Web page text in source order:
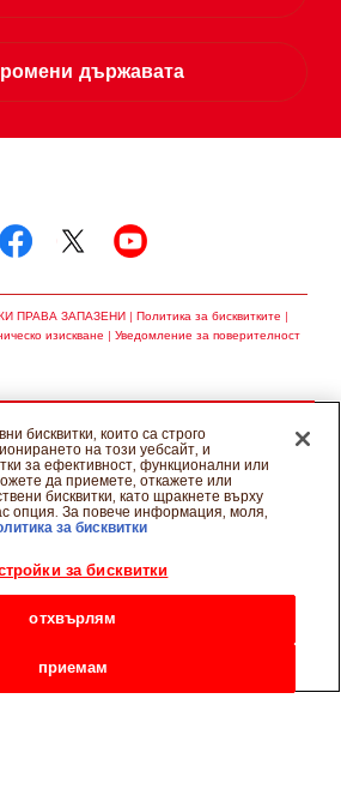
държавата
ПРАВА ЗАПАЗЕНИ
Политика за бисквитките
изискване Уведомление за поверителност
бисквитки, които са строго
на този уебсайт, и
за ефективност, функционални или
да приемете, откажете или
бисквитки, като щракнете върху
опция. За повече информация, моля,
за бисквитки
за бисквитки
отхвърлям
приемам